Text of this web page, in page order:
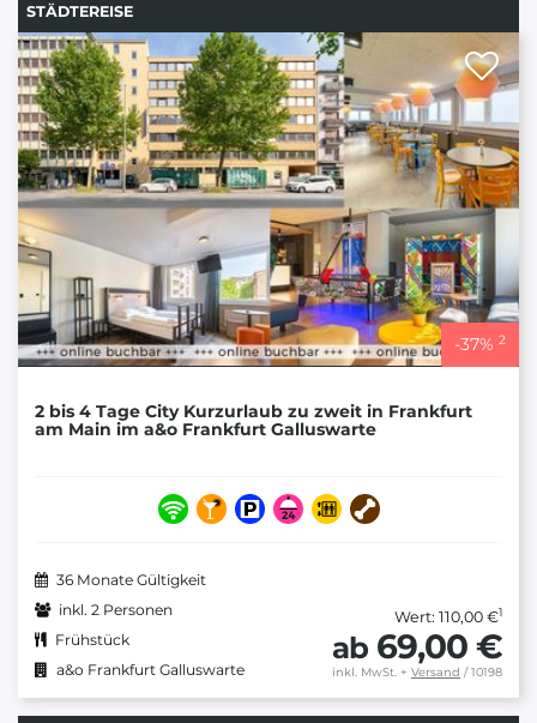
STÄDTEREISE
-37% 2
2 bis 4 Tage City Kurzurlaub zu zweit in Frankfurt
am Main im a&o Frankfurt Galluswarte
36 Monate Gültigkeit
inkl. 2 Personen
Frühstück
a&o Frankfurt Galluswarte
Wert: 110,00 €1
ab 69,00 €
inkl. MwSt. + Versand / 10198